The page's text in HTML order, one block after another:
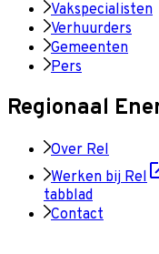
Vakspecialisten
Verhuurders
Gemeenten
Pers
Regionaal
Over Rel
Werken bij Rel
tabblad
Contact